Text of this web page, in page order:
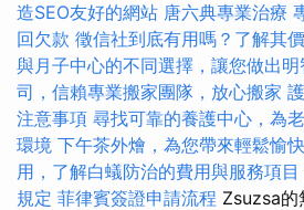
造SEO友好的網站 唐六典專業治療
回欠款 徵信社到底有用嗎？了解其
與月子中心的不同選擇，讓您做出明
司，信賴專業搬家團隊，放心搬家
注意事項 尋找可靠的養護中心，為
環境 下午茶外燴，為您帶來輕鬆愉
用，了解白蟻防治的費用與服務項目
規定 菲律賓簽證申請流程 Zsuzsa的